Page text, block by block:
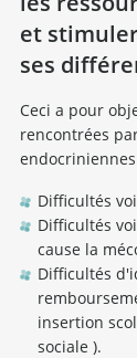
et
ses
Ceci a pour
rencontrées
Difficultés
Difficultés
cause la
Difficultés
insertion
sociale ).